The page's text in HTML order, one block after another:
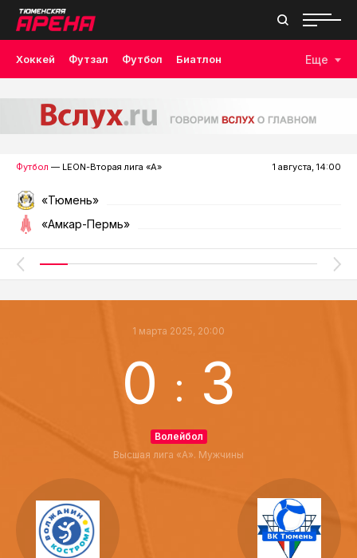
Хоккей Футзал Футбол Биатлон Еще
Футбол — LEON-Вторая лига «А» 1 августа, 14:00
«Тюмень»
«Амкар-Пермь»
1 марта 2025, 20:00
0 : 3
Волейбол
Высшая лига «А». Мужчины